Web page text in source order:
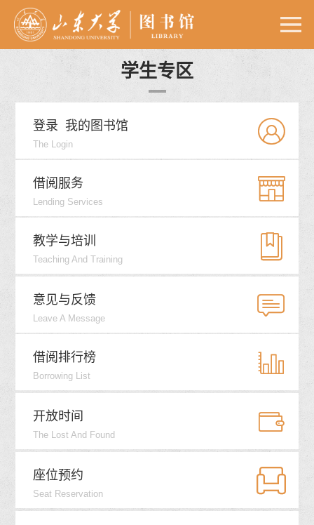
学生专区
登录 我的图书馆
The Login 
借阅服务
Lending Services 
教学与培训
Teaching And Training 
意见与反馈
Leave A Message 
借阅排行榜
Borrowing List 
开放时间
The Lost And Found 
座位预约
Seat Reservation 